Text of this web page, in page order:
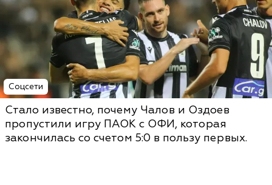
Соцсети
Стало известно, почему Чалов и Оздоев
пропустили игру ПАОК с ОФИ, которая
закончилась со счетом 5:0 в пользу первых.